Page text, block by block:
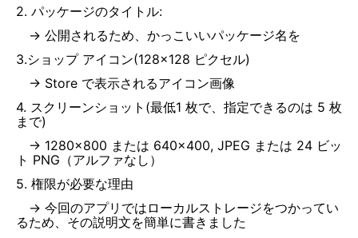
2. パッケージのタイトル:
→ 公開されるため、かっこいいパッケージ名を
3.ショップ アイコン(128×128 ピクセル)
→ Store で表示されるアイコン画像
4. スクリーンショット(最低1 枚で、指定できるのは 5 枚
まで)
→ 1280×800 または 640×400, JPEG または 24 ビッ
ト PNG（アルファなし）
5. 権限が必要な理由
→ 今回のアプリではローカルストレージをつかってい
るため、その説明文を簡単に書きました